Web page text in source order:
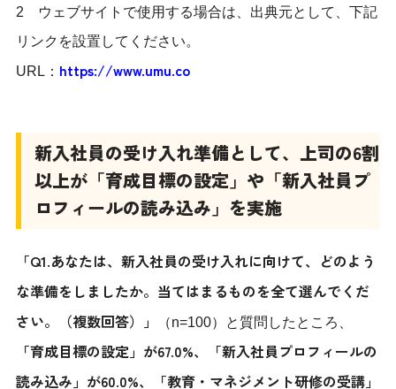
2 ウェブサイトで使用する場合は、出典元として、下記
リンクを設置してください。
URL： https://www.umu.co
新入社員の受け入れ準備として、上司の6割
以上が「育成目標の設定」や「新入社員プ
ロフィールの読み込み」を実施
「Q1.あなたは、新入社員の受け入れに向けて、どのよう
な準備をしましたか。当てはまるものを全て選んでくだ
さい。（複数回答）」
（n=100）と質問したところ、
「育成目標の設定」が67.0%、「新入社員プロフィールの
読み込み」が60.0%、「教育・マネジメント研修の受講」